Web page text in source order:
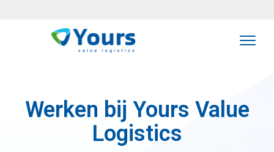
Werken bij Yours Value
Logistics